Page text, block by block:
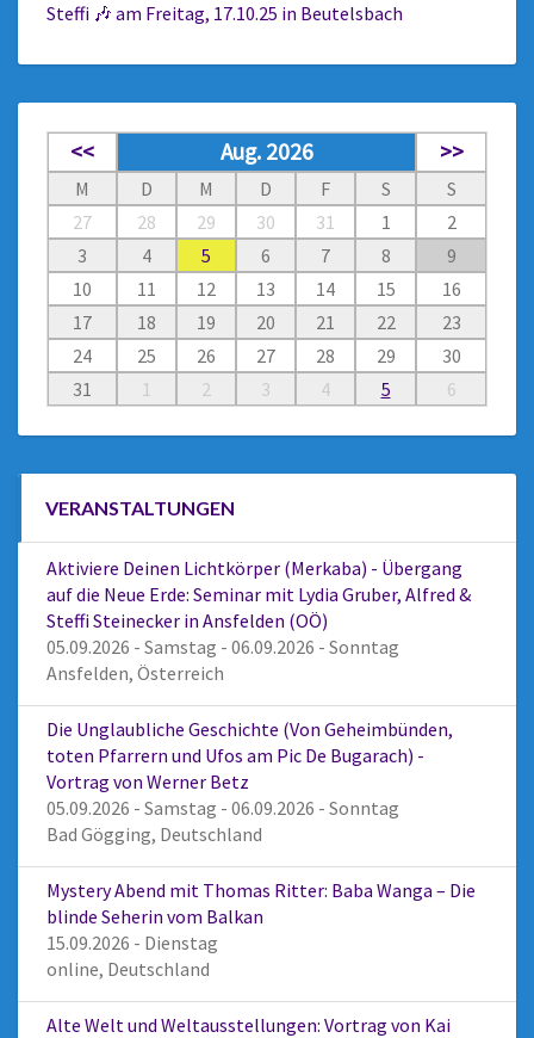
Steffi 🎶 am Freitag, 17.10.25 in Beutelsbach
<< Aug. 2026 >>
M D M D F S
S
27
28 29 30 31 1
2
3
4 5 6 7 8
9
10
11 12 13 14 15
16
17
18 19 20 21 22
23
24
25 26 27 28 29
30
31
1 2 3 4 5 6
VERANSTALTUNGEN
Aktiviere Deinen Lichtkörper (Merkaba) - Übergang
auf die Neue Erde: Seminar mit Lydia Gruber, Alfred &
Steffi Steinecker in Ansfelden (OÖ)
05.09.2026 - Samstag - 06.09.2026 - Sonntag
Ansfelden, Österreich
Die Unglaubliche Geschichte (Von Geheimbünden,
toten Pfarrern und Ufos am Pic De Bugarach) -
Vortrag von Werner Betz
05.09.2026 - Samstag - 06.09.2026 - Sonntag
Bad Gögging, Deutschland
Mystery Abend mit Thomas Ritter: Baba Wanga – Die
blinde Seherin vom Balkan
15.09.2026 - Dienstag
online, Deutschland
Alte Welt und Weltausstellungen: Vortrag von Kai